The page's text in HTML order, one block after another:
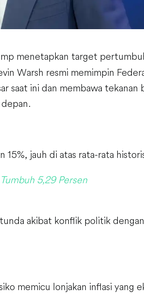
menetapkan target
Warsh resmi memimpin
saat ini dan membawa tekanan
jauh di atas rata-rata
5,29 Persen
akibat konflik politik
memicu lonjakan inflasi yang